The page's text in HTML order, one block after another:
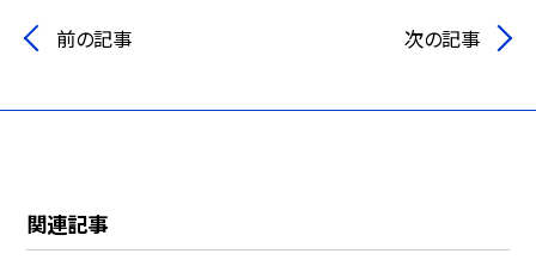
前の記事 次の記事
関連記事